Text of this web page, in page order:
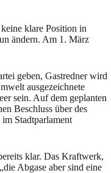
klare Position in
ändern. Am 1. März
geben, Gastredner wird
ausgezeichnete
sein. Auf dem geplanten
Beschluss über des
Stadtparlament
klar. Das Kraftwerk,
Abgase aber sind eine